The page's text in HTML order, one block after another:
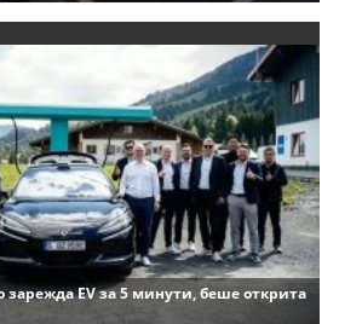
зарежда EV за 5 минути, беше открита